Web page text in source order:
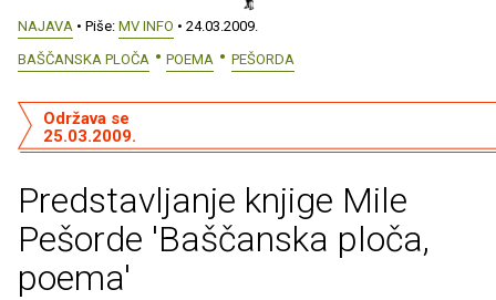
NAJAVA • Piše: MV INFO • 24.03.2009.
BAŠČANSKA PLOČA
POEMA PEŠORDA
Predstavljanje knjige Mile
Pešorde 'Baščanska ploča,
poema'
Održava se
25.03.2009.